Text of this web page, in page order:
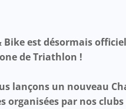
Bike est désormais
de Triathlon !
lançons un nouveau
organisées par nos